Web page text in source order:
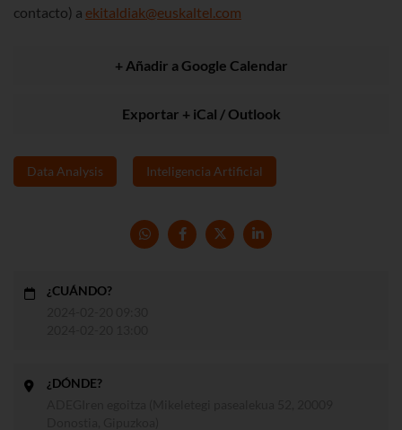
contacto) a ekitaldiak@euskaltel.com
+ Añadir a Google Calendar
Exportar + iCal / Outlook
Data Analysis Inteligencia Artificial
¿CUÁNDO?
¿DÓNDE?